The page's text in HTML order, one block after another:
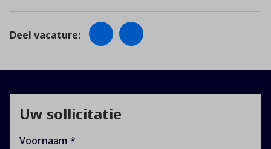
Deel vacature:
Uw sollicitatie
Voornaam *